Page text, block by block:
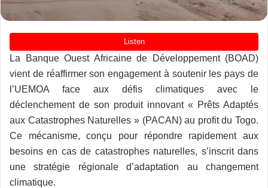
La Banque Ouest Africaine de Développement (BOAD)
vient de réaffirmer son engagement à soutenir les pays de
l’UEMOA face aux défis climatiques avec le
déclenchement de son produit innovant « Prêts Adaptés
aux Catastrophes Naturelles » (PACAN) au profit du Togo.
Ce mécanisme, conçu pour répondre rapidement aux
besoins en cas de catastrophes naturelles, s’inscrit dans
une stratégie régionale d’adaptation au changement
climatique.